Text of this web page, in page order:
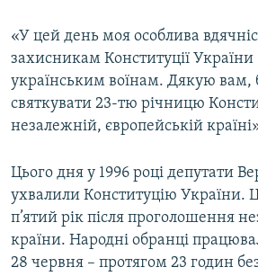
«У цей день моя особлива
захисникам Конституції
українським воїнам. Дякую
святкувати 23-тю річницю
незалежній, європейській
Цього дня у 1996 році депутати
ухвалили Конституцію України.
п’ятий рік після проголошення
країни. Народні обранці
28 червня – протягом 23 годин